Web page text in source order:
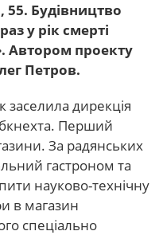
Будівництво
у рік смерті
Автором проекту
Петров.
заселила дирекція
Перший
За радянських
гастроном та
науково-технічну
в магазин
спеціально